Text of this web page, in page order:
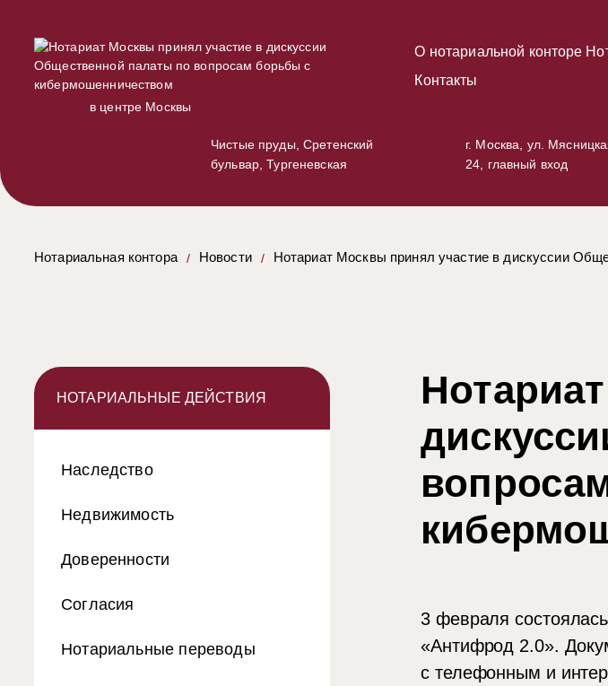
в центре Москвы
О нотариальной конторе
Контакты
Чистые пруды, Сретенский
бульвар, Тургеневская
г. Москва, ул.
24, главный вход
Нотариальная контора Новости Нотариат Москвы принял участие в дискуссии
НОТАРИАЛЬНЫЕ ДЕЙСТВИЯ
Наследство
Недвижимость
Доверенности
Согласия
Нотариальные переводы
3 февраля
«Антифрод 2.0».
с телефонным и